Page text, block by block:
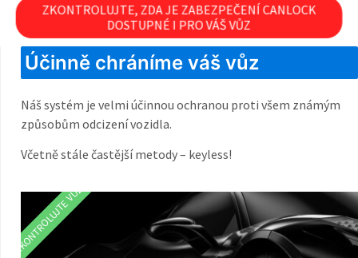
ZKONTROLUJTE, ZDA JE ZABEZPEČENÍ CANLOCK
DOSTUPNÉ I PRO VÁŠ VŮZ
Účinně chráníme váš vůz
Náš systém je velmi účinnou ochranou proti všem známým
způsobům odcizení vozidla.
Včetně stále častější metody – keyless!
ZKONTROLUJTE VŮZ